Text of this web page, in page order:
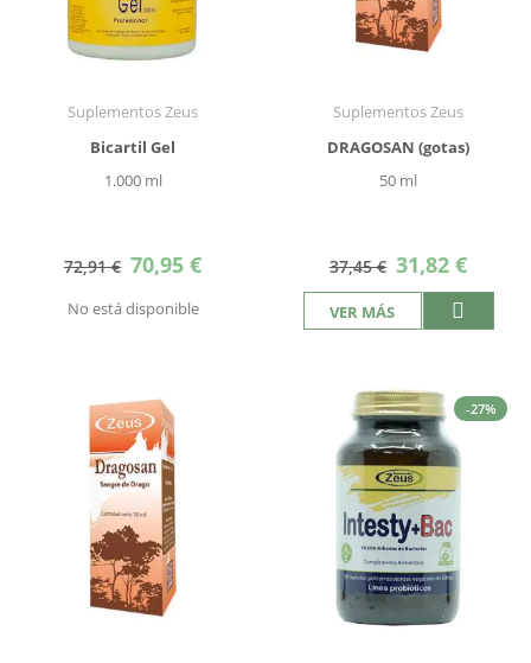
Suplementos Zeus
Bicartil Gel
1.000 ml
72,91 € Precio
especial
70,95 €
No está disponible
Suplementos Zeus
DRAGOSAN (gotas)
50 ml
37,45 € Precio
especial
31,82 €
VER MÁS
-27%